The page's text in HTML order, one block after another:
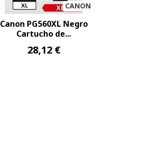
CANON
Canon PG560XL Negro
Cartucho de...
28,12 €